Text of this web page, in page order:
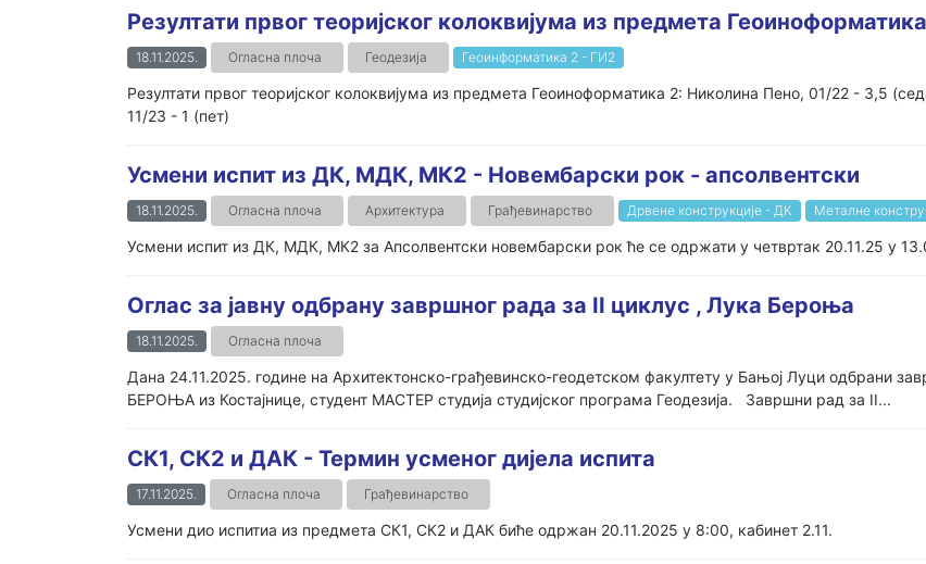
Резултати првог теоријског колоквијума из предмета
18.11.2025. Огласна плоча Геодезија Геоинформатика 2 - ГИ2
Резултати првог теоријског колоквијума из предмета Геоиноформатика 2: Николина Пено, 01/22 - 3,5
11/23 - 1 (пет)
Усмени испит из ДК, МДК, МК2 - Новембарски рок - апсолвентски
18.11.2025. Огласна плоча Архитектура Грађевинарство Дрвене конструкције - ДК Металне
Усмени испит из ДК, МДК, МК2 за Апсолвентски новембарски рок ће се одржати у четвртак 20.11.25 у
Оглас за јавну одбрану завршног рада за II циклус , Лука Бероња
18.11.2025. Огласна плоча
Дана 24.11.2025. године на Архитектонско-грађевинско-геодетском факултету у Бањој Луци одбрани
БЕРОЊА из Костајнице, студент МАСТЕР студија студијског програма Геодезија. Завршни рад за II...
СК1, СК2 и ДАК - Термин усменог дијела испита
17.11.2025. Огласна плоча Грађевинарство
Усмени дио испитиа из предмета СК1, СК2 и ДАК биће одржан 20.11.2025 у 8:00, кабинет 2.11.